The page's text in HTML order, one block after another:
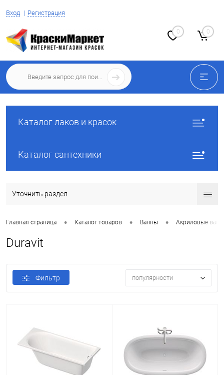
Вход Регистрация
0 0
Каталог лаков и красок
Каталог сантехники
Уточнить раздел
Главная страница • Каталог товаров • Ванны • Акриловые
Duravit
Фильтр популярности